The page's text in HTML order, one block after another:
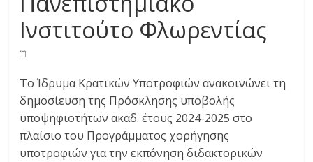
Ινστιτούτο Φλωρεντίας
Το Ίδρυμα Κρατικών Υποτροφιών ανακοινώνει τη
δημοσίευση της Πρόσκλησης υποβολής
υποψηφιοτήτων ακαδ. έτους 2024-2025 στο
πλαίσιο του Προγράμματος χορήγησης
υποτροφιών για την εκπόνηση διδακτορικών